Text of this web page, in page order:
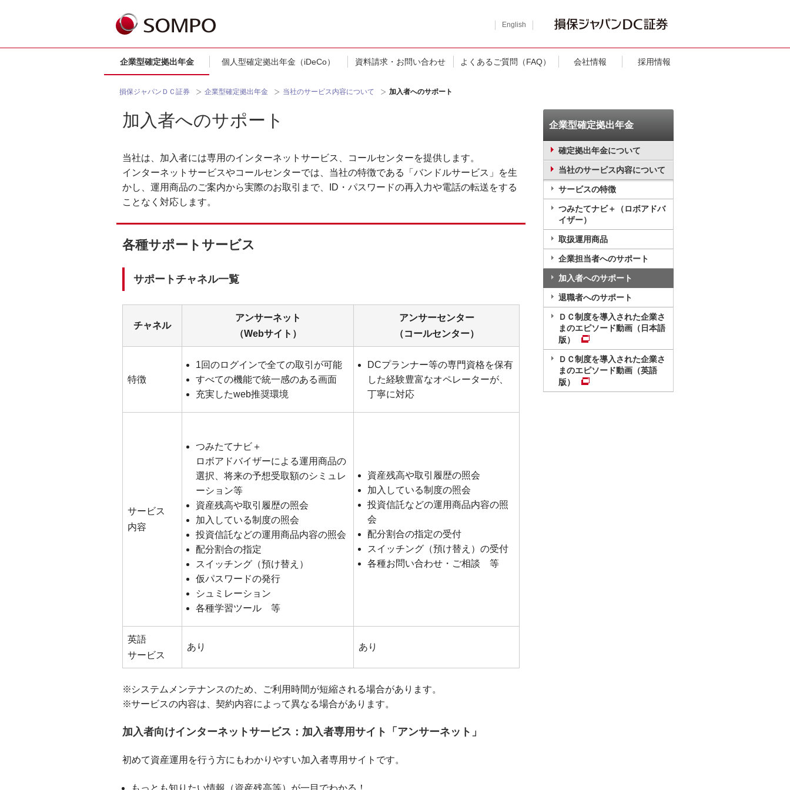
English
企業型確定拠出年金 個人型確定拠出年金（iDeCo） 資料請求・お問い合わせ よくあるご質問（FAQ） 会社情報 採用情報
損保ジャパンＤＣ証券 企業型確定拠出年金 当社のサービス内容について 加入者へのサポート
加入者へのサポート
当社は、加入者には専用のインターネットサービス、コールセンターを提供します。
インターネットサービスやコールセンターでは、当社の特徴である「バンドルサービス」を生
かし、運用商品のご案内から実際のお取引まで、ID・パスワードの再入力や電話の転送をする
ことなく対応します。
各種サポートサービス
サポートチャネル一覧
チャネル
アンサーネット
（Webサイト）
アンサーセンター
（コールセンター）
特徴
1回のログインで全ての取引が可能
すべての機能で統一感のある画面
充実したweb推奨環境
DCプランナー等の専門資格を保有
した経験豊富なオペレーターが、
丁寧に対応
サービス
内容
つみたてナビ＋
ロボアドバイザーによる運用商品の
選択、将来の予想受取額のシミュレ
ーション等
資産残高や取引履歴の照会
加入している制度の照会
投資信託などの運用商品内容の照会
配分割合の指定
スイッチング（預け替え）
仮パスワードの発行
シュミレーション
各種学習ツール 等
資産残高や取引履歴の照会
加入している制度の照会
投資信託などの運用商品内容の照
会
配分割合の指定の受付
スイッチング（預け替え）の受付
各種お問い合わせ・ご相談 等
英語
サービス
あり あり
システムメンテナンスのため、ご利用時間が短縮される場合があります。
サービスの内容は、契約内容によって異なる場合があります。
加入者向けインターネットサービス：加入者専用サイト「アンサーネット」
初めて資産運用を行う方にもわかりやすい加入者専用サイトです。
もっとも知りたい情報（資産残高等）が一目でわかる！
企業型確定拠出年金
確定拠出年金について
当社のサービス内容について
サービスの特徴
つみたてナビ＋（ロボアドバ
イザー）
取扱運用商品
企業担当者へのサポート
加入者へのサポート
退職者へのサポート
ＤＣ制度を導入された企業さ
まのエピソード動画（日本語
版）
ＤＣ制度を導入された企業さ
まのエピソード動画（英語
版）